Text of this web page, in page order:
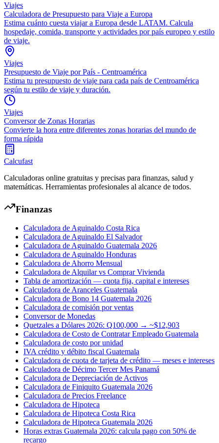
Viajes
Calculadora de Presupuesto para Viaje a Europa
Estima cuánto cuesta viajar a Europa desde LATAM. Calcula
hospedaje, comida, transporte y actividades por país europeo y estilo
de viaje.
Viajes
Presupuesto de Viaje por País - Centroamérica
Estima tu presupuesto de viaje para cada país de Centroamérica
según tu estilo de viaje y duración.
Viajes
Conversor de Zonas Horarias
Convierte la hora entre diferentes zonas horarias del mundo de
forma rápida
Calcufast
Calculadoras online gratuitas y precisas para finanzas, salud y
matemáticas. Herramientas profesionales al alcance de todos.
Finanzas
Calculadora de Aguinaldo Costa Rica
Calculadora de Aguinaldo El Salvador
Calculadora de Aguinaldo Guatemala 2026
Calculadora de Aguinaldo Honduras
Calculadora de Ahorro Mensual
Calculadora de Alquilar vs Comprar Vivienda
Tabla de amortización — cuota fija, capital e intereses
Calculadora de Aranceles Guatemala
Calculadora de Bono 14 Guatemala 2026
Calculadora de comisión por ventas
Conversor de Monedas
Quetzales a Dólares 2026: Q100,000 → ~$12,903
Calculadora de Costo de Contratar Empleado Guatemala
Calculadora de costo por unidad
IVA crédito y débito fiscal Guatemala
Calculadora de cuota de tarjeta de crédito — meses e intereses
Calculadora de Décimo Tercer Mes Panamá
Calculadora de Depreciación de Activos
Calculadora de Finiquito Guatemala 2026
Calculadora de Precios Freelance
Calculadora de Hipoteca
Calculadora de Hipoteca Costa Rica
Calculadora de Hipoteca Guatemala 2026
Horas extras Guatemala 2026: calcula pago con 50% de
recargo